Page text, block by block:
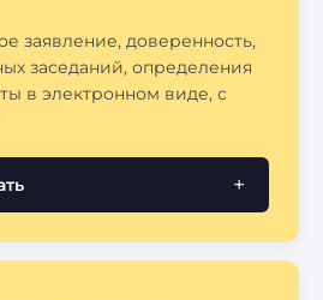
заявление, доверенность,
заседаний, определения
в электронном виде, с